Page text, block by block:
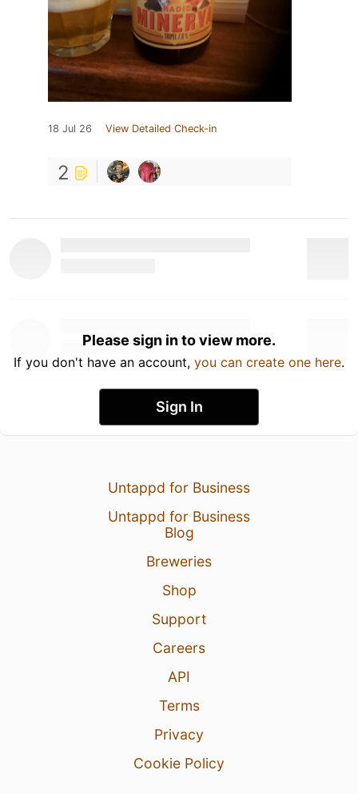
18 Jul 26 View Detailed Check-in
2
Please sign in to view more.
If you don't have an account, you can create one here.
Sign In
Untappd for Business
Untappd for Business
Blog
Breweries
Shop
Support
Careers
API
Terms
Privacy
Cookie Policy